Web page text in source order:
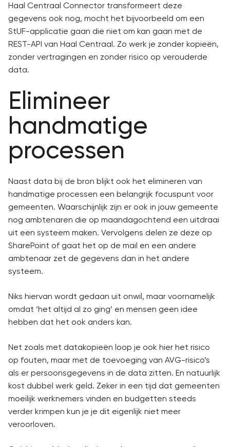
Haal Centraal Connector transformeert deze
gegevens ook nog, mocht het bijvoorbeeld om een
StUF-applicatie gaan die niet om kan gaan met de
REST-API van Haal Centraal. Zo werk je zonder kopieën,
zonder vertragingen en zonder risico op verouderde
data.
Elimineer
handmatige
processen
Naast data bij de bron blijkt ook het elimineren van
handmatige processen een belangrijk focuspunt voor
gemeenten. Waarschijnlijk zijn er ook in jouw gemeente
nog ambtenaren die op maandagochtend een uitdraai
uit een systeem maken. Vervolgens delen ze deze op
SharePoint of gaat het op de mail en een andere
ambtenaar zet de gegevens dan in het andere
systeem.
Niks hiervan wordt gedaan uit onwil, maar voornamelijk
omdat ‘het altijd al zo ging’ en mensen geen idee
hebben dat het ook anders kan.
Net zoals met datakopieën loop je ook hier het risico
op fouten, maar met de toevoeging van AVG-risico’s
als er persoonsgegevens in de data zitten. En natuurlijk
kost dubbel werk geld. Zeker in een tijd dat gemeenten
moeilijk werknemers vinden en budgetten steeds
verder krimpen kun je je dit eigenlijk niet meer
veroorloven.